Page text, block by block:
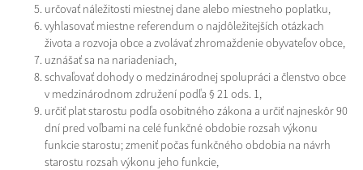
určovať náležitosti miestnej dane alebo miestneho poplatku,
vyhlasovať miestne referendum o najdôležitejších otázkach
života a rozvoja obce a zvolávať zhromaždenie obyvateľov obce,
uznášať sa na nariadeniach,
schvaľovať dohody o medzinárodnej spolupráci a členstvo obce
v medzinárodnom združení podľa § 21 ods. 1,
určiť plat starostu podľa osobitného zákona a určiť najneskôr 90
dní pred voľbami na celé funkčné obdobie rozsah výkonu
funkcie starostu; zmeniť počas funkčného obdobia na návrh
starostu rozsah výkonu jeho funkcie,